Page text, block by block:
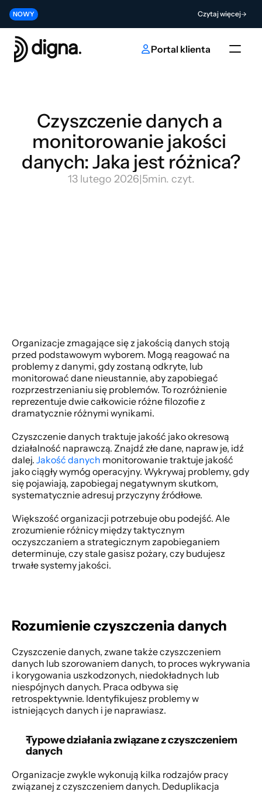
NOWY Czytaj więcej
Wersja 2026.06 — wprowadzenie Data Observability do Twojego kodu
NOWY Współtwórz przyszłość innowacji w obszarze sztucznej inteligencji i
Portal klienta
Czyszczenie danych a
monitorowanie jakości
danych: Jaka jest różnica?
13 lutego 2026|5min. czyt.
Organizacje zmagające się z jakością danych stoją
przed podstawowym wyborem. Mogą reagować na
problemy z danymi, gdy zostaną odkryte, lub
monitorować dane nieustannie, aby zapobiegać
rozprzestrzenianiu się problemów. To rozróżnienie
reprezentuje dwie całkowicie różne filozofie z
dramatycznie różnymi wynikami.
Czyszczenie danych traktuje jakość jako okresową
działalność naprawczą. Znajdź złe dane, napraw je, idź
dalej. Jakość danych monitorowanie traktuje jakość
jako ciągły wymóg operacyjny. Wykrywaj problemy, gdy
się pojawiają, zapobiegaj negatywnym skutkom,
systematycznie adresuj przyczyny źródłowe.
Większość organizacji potrzebuje obu podejść. Ale
zrozumienie różnicy między taktycznym
oczyszczaniem a strategicznym zapobieganiem
determinuje, czy stale gasisz pożary, czy budujesz
trwałe systemy jakości.
Rozumienie czyszczenia danych
Czyszczenie danych, zwane także czyszczeniem
danych lub szorowaniem danych, to proces wykrywania
i korygowania uszkodzonych, niedokładnych lub
niespójnych danych. Praca odbywa się
retrospektywnie. Identyfikujesz problemy w
istniejących danych i je naprawiasz.
Typowe działania związane z czyszczeniem
danych
Organizacje zwykle wykonują kilka rodzajów pracy
związanej z czyszczeniem danych. Deduplikacja